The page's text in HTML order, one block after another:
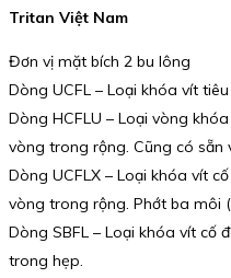
Tritan Việt Nam
Đơn vị mặt bích 2 bu lông
Dòng UCFL – Loại khóa vít
Dòng HCFLU – Loại vòng
vòng trong rộng. Cũng có sẵn
Dòng UCFLX – Loại khóa vít
vòng trong rộng. Phớt ba môi
Dòng SBFL – Loại khóa vít cố
trong hẹp.